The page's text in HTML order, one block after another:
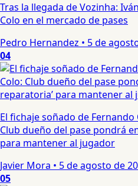
Tras la llegada de Vozinha:
Colo en el mercado de pases
Pedro Hernandez • 5 de
04
El fichaje soñado de
Club dueño del pase pondrá
para mantener al jugador
Javier Mora • 5 de agosto de
05